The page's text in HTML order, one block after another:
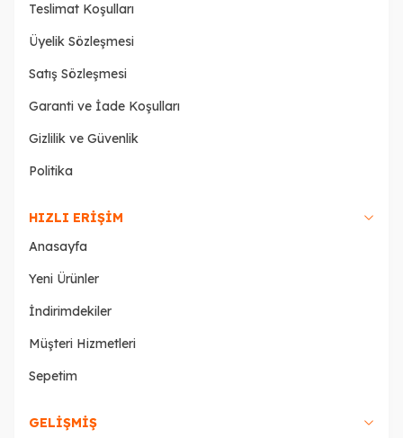
Teslimat Koşulları
Üyelik Sözleşmesi
Satış Sözleşmesi
Garanti ve İade Koşulları
Gizlilik ve Güvenlik
Politika
HIZLI ERIŞIM
Anasayfa
Yeni Ürünler
İndirimdekiler
Müşteri Hizmetleri
Sepetim
GELIŞMIŞ